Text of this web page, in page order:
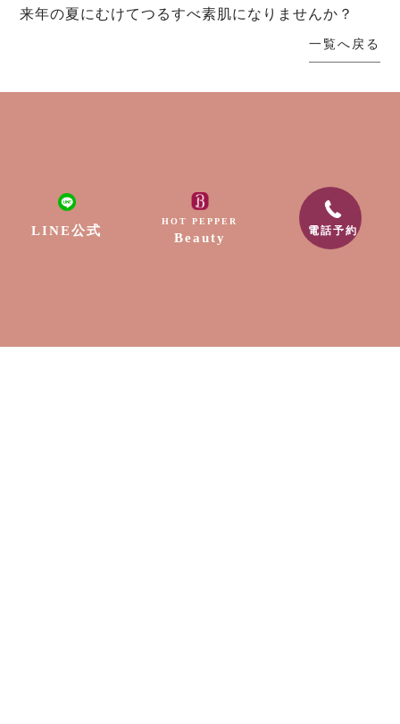
LINE公式
HOT PEPPER
Beauty 電話予約
来年の夏にむけてつるすべ素肌になりませんか？
一覧へ戻る